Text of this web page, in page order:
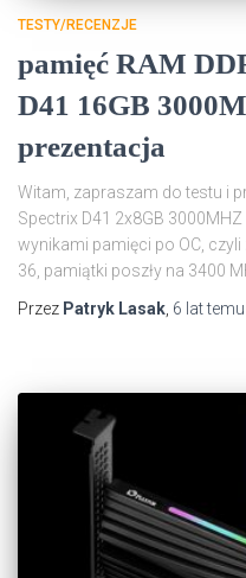
TESTY/RECENZJE
pamięć RAM
D41 16GB
prezentacja
Witam, zapraszam do testu i
Spectrix D41 2x8GB
wynikami pamięci po OC,
36, pamiątki poszły na 3400
Przez Patryk Lasak 6 lattemu